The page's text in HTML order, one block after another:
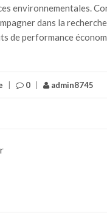
environnementales.
dans la
de performance
0 admin8745